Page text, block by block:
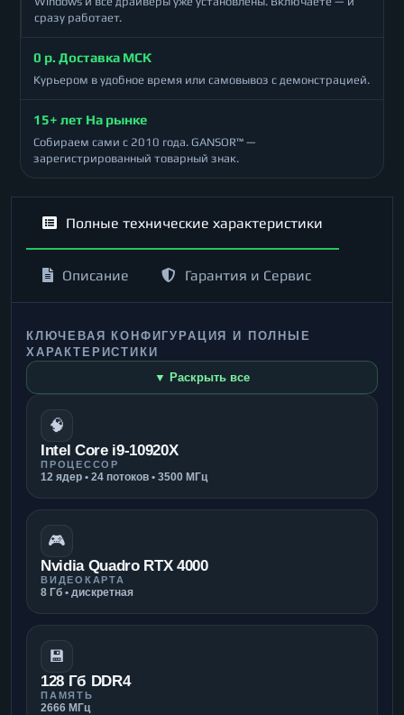
сразу работает.
0 р. Доставка МСК
Курьером в удобное время или самовывоз с демонстрацией.
15+ лет На рынке
Собираем сами с 2010 года. GANSOR™ —
зарегистрированный товарный знак.
Полные технические характеристики
Описание Гарантия и Сервис
КЛЮЧЕВАЯ КОНФИГУРАЦИЯ И ПОЛНЫЕ
ХАРАКТЕРИСТИКИ
▼ Раскрыть все
🧠
Intel Core i9-10920X
ПРОЦЕССОР
12 ядер • 24 потоков • 3500 МГц
🎮
Nvidia Quadro RTX 4000
ВИДЕОКАРТА
8 Гб • дискретная
💾
128 Гб DDR4
ПАМЯТЬ
2666 МГц